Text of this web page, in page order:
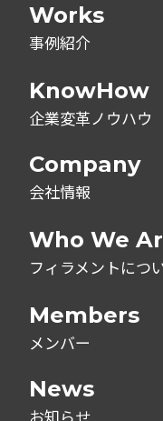
Works
事例紹介
KnowHow
企業変革ノウハウ
Company
会社情報
Who We
フィラメントにつ
Members
メンバー
News
お知らせ